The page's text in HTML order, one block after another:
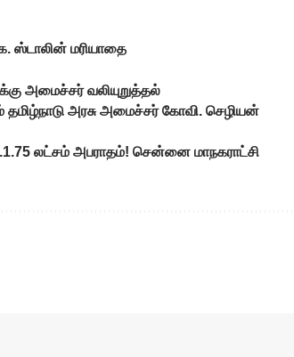
ஸ்டாலின் மரியாதை
அமைச்சர் வலியுறுத்தல்
அரசு அமைச்சர் கோவி. செழியன்
லட்சம் அபராதம்! சென்னை மாநகராட்சி